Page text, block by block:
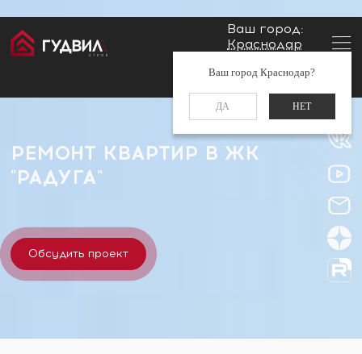
Ваш город:
Краснодар
Ваш город Краснодар?
ДА НЕТ
Заказать звонок
Главная Застройщики
РЕМОНТ КВАРТИР В ЖК
"РАДУГА"
Обсудить проект